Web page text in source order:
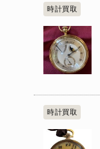
時計買取
時計買取